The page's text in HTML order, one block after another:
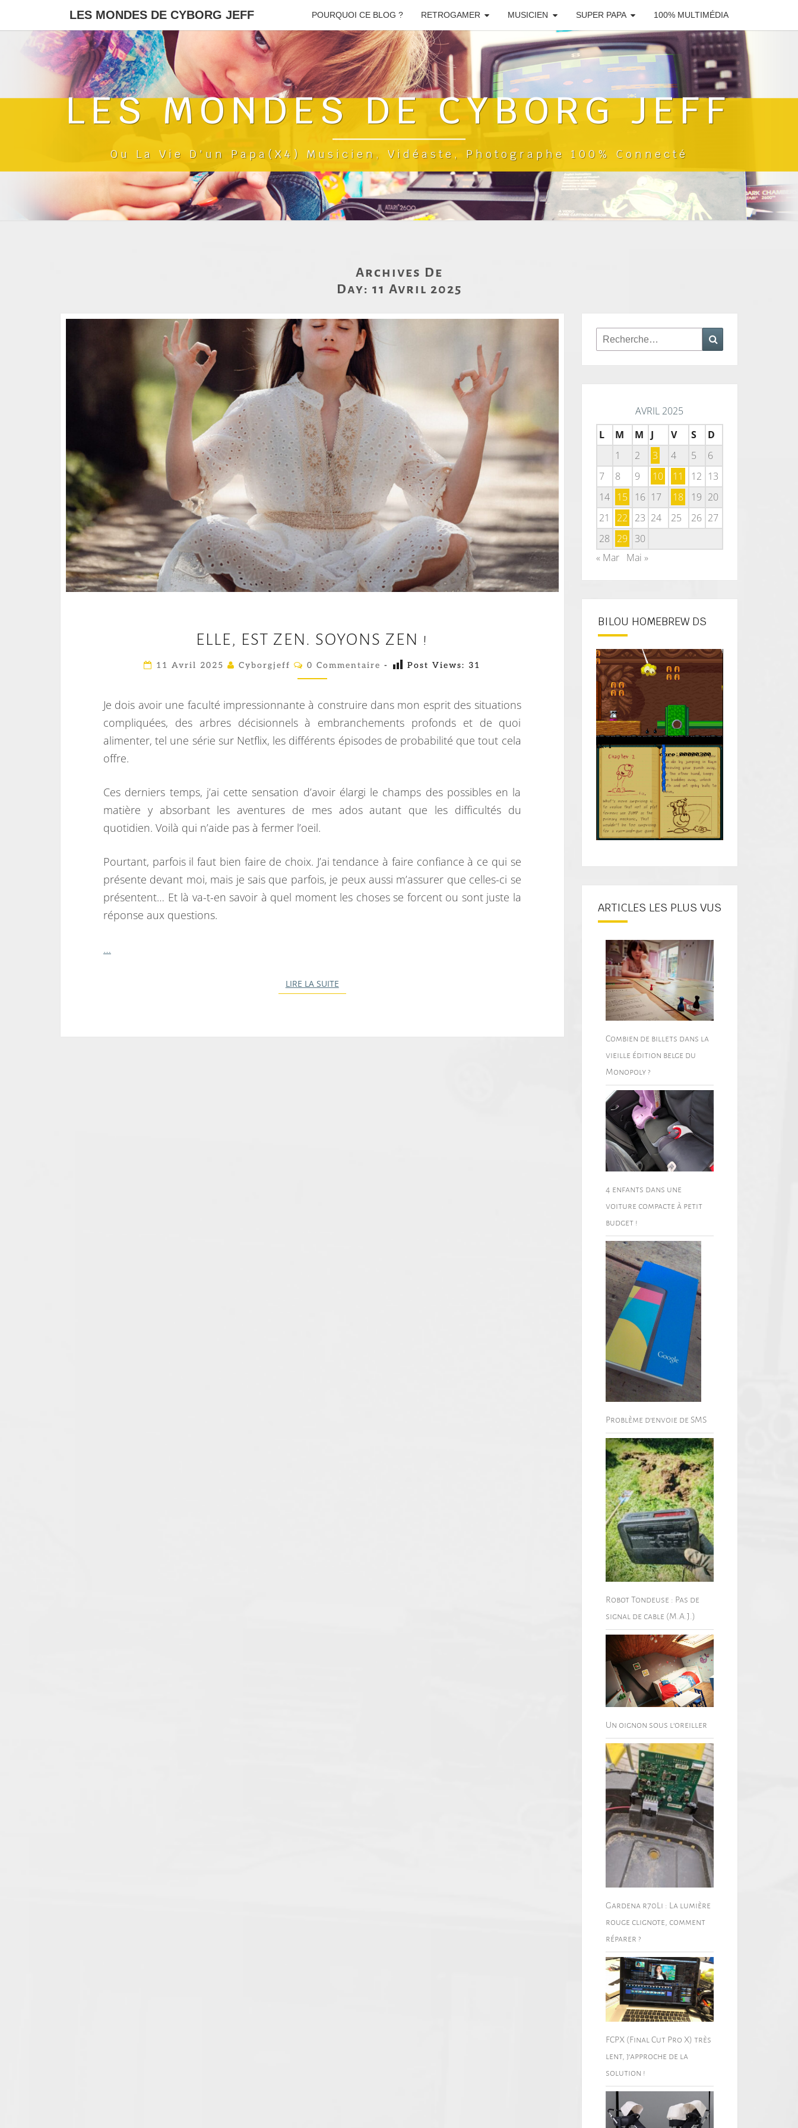
LES MONDES DE CYBORG JEFF POURQUOI CE BLOG ? RETROGAMER MUSICIEN SUPER PAPA 100% MULTIMÉDIA
LES MONDES DE CYBORG JEFF
Ou La Vie D'un Papa(x4) Musicien, Vidéaste, Photographe 100% Connecté
Archives De
Day: 11 Avril 2025
L
L
E
.
O
Y
O
N
ELLE, EST ZEN. SOYONS ZEN !
11 Avril 2025 Cyborgjeff
C
M
E
N
T
A
I
0 Commentaire - Post Views: 31
Je dois avoir une faculté impressionnante à construire dans mon esprit des situations
compliquées, des arbres décisionnels à embranchements profonds et de quoi
alimenter, tel une série sur Netflix, les différents épisodes de probabilité que tout cela
offre.
Ces derniers temps, j’ai cette sensation d’avoir élargi le champs des possibles en la
matière y absorbant les aventures de mes ados autant que les difficultés du
quotidien. Voilà qui n’aide pas à fermer l’oeil.
Pourtant, parfois il faut bien faire de choix. J’ai tendance à faire confiance à ce qui se
présente devant moi, mais je sais que parfois, je peux aussi m’assurer que celles-ci se
présentent… Et là va-t-en savoir à quel moment les choses se forcent ou sont juste la
réponse aux questions.
…
LIRE LA SUITE
Rechercher :
AVRIL 2025
L
M M J V S
D
1
2 3 4 5
6
7
8 9 10 11 12 13
14
15 16 17 18 19 20
21
22 23 24 25 26 27
28
29
30
« Mar
Mai »
BILOU HOMEBREW DS
ARTICLES LES PLUS VUS
Combien de billets dans la
vieille édition belge du
Monopoly ?
4 enfants dans une
voiture compacte à petit
budget !
Problème d’envoie de SMS
Robot Tondeuse : Pas de
signal de cable (M.A.J.)
Un oignon sous l’oreiller
Gardena r70Li : La lumière
rouge clignote, comment
réparer ?
FCPX (Final Cut Pro X) très
lent, j’approche de la
solution !